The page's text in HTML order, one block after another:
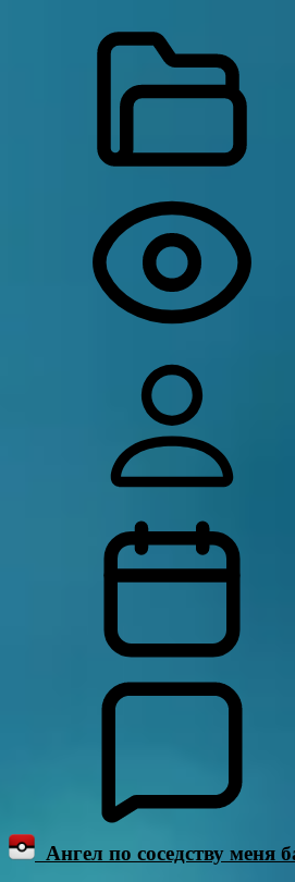
Ангел по соседству меня